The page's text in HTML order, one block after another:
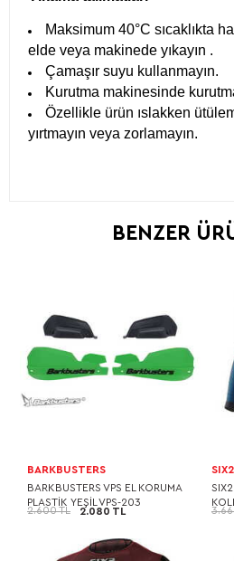
Maksimum 40°C sıcaklıkta
elde veya makinede yıkayın .
Çamaşır suyu kullanmayın.
Kurutma makinesinde
Özellikle ürün ıslakken
yırtmayın veya zorlamayın.
BENZER
BARKBUSTERS
BARKBUSTERS VPS EL KORUMA
PLASTİK YEŞİL VPS-203
2.600 TL 2.080 TL
SIX2